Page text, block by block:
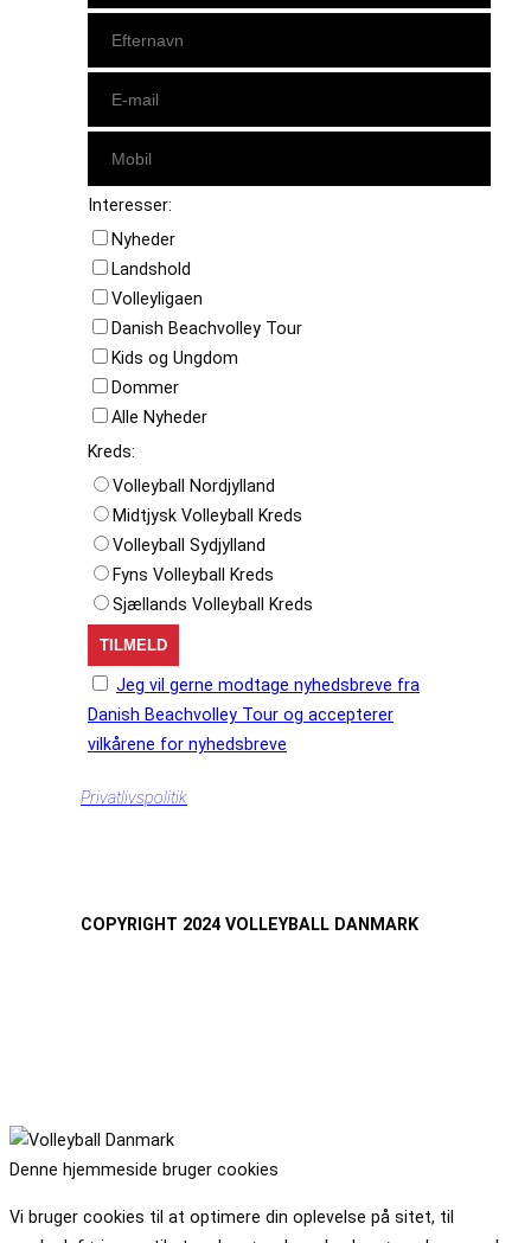
Interesser:
Nyheder
Landshold
Volleyligaen
Danish Beachvolley Tour
Kids og Ungdom
Dommer
Alle Nyheder
Kreds:
Volleyball Nordjylland
Midtjysk Volleyball Kreds
Volleyball Sydjylland
Fyns Volleyball Kreds
Sjællands Volleyball Kreds
Jeg vil gerne modtage nyhedsbreve fra
Danish Beachvolley Tour og accepterer
vilkårene for nyhedsbreve
Privatlivspolitik
COPYRIGHT 2024 VOLLEYBALL DANMARK
Denne hjemmeside bruger cookies
Vi bruger cookies til at optimere din oplevelse på sitet, til